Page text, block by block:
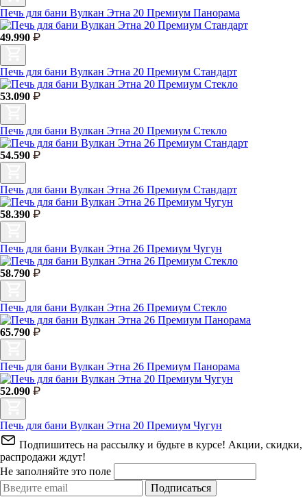
Печь для бани Вулкан Этна 20 Премиум Панорама
49.990
Печь для бани Вулкан Этна 20 Премиум Стандарт
53.090
Печь для бани Вулкан Этна 20 Премиум Стекло
54.590
Печь для бани Вулкан Этна 26 Премиум Стандарт
58.390
Печь для бани Вулкан Этна 26 Премиум Чугун
58.790
Печь для бани Вулкан Этна 26 Премиум Стекло
65.790
Печь для бани Вулкан Этна 26 Премиум Панорама
52.090
Печь для бани Вулкан Этна 20 Премиум Чугун
Подпишитесь на рассылку и будьте в курсе! Акции, скидки,
распродажи ждут!
Не заполняйте это поле
Подписаться